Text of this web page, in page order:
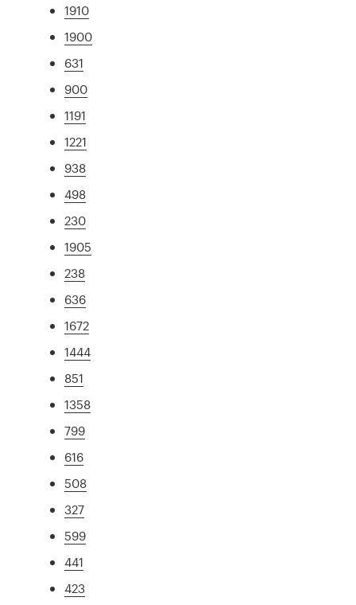
1910
1900
631
900
1191
1221
938
498
230
1905
238
636
1672
1444
851
1358
799
616
508
327
599
441
423